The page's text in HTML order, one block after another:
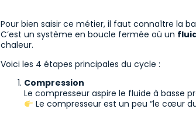
Pour bien saisir ce métier, il faut connaître la
C’est un système en boucle fermée où un
chaleur.
Voici les 4 étapes principales du cycle :
Compression
Le compresseur aspire le fluide à basse
Le compresseur est un peu “le cœur